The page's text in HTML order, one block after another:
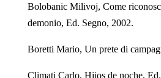
Bolobanic Milivoj, Come
demonio, Ed. Segno, 2002.
Boretti Mario, Un prete di
Climati Carlo, Hijos de noche,